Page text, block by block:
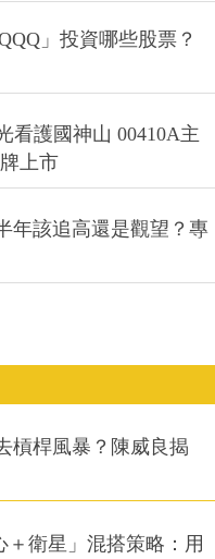
」投資哪些股票？
看護國神山 00410A主
上市
年該追高還是觀望？專
槓桿風暴？陳威良揭
＋衛星」混搭策略：用